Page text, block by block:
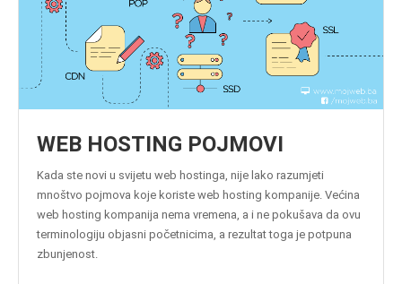
WEB HOSTING POJMOVI
Kada ste novi u svijetu web hostinga, nije lako razumjeti
mnoštvo pojmova koje koriste web hosting kompanije. Većina
web hosting kompanija nema vremena, a i ne pokušava da ovu
terminologiju objasni početnicima, a rezultat toga je potpuna
zbunjenost.